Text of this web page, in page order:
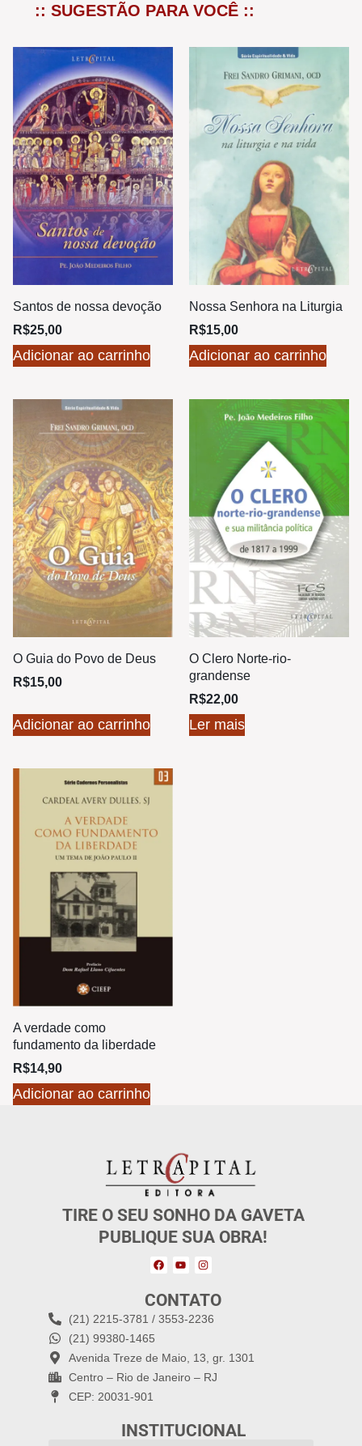
:: SUGESTÃO PARA VOCÊ ::
Santos de nossa devoção
R$25,00
Adicionar ao carrinho
Nossa Senhora na Liturgia
R$15,00
Adicionar ao carrinho
O Guia do Povo de Deus
R$15,00
Adicionar ao carrinho
O Clero Norte-rio-
grandense
R$22,00
Ler mais
A verdade como
fundamento da liberdade
R$14,90
Adicionar ao carrinho
TIRE O SEU SONHO DA GAVETA
PUBLIQUE SUA OBRA!
CONTATO
(21) 2215-3781 / 3553-2236
(21) 99380-1465
Avenida Treze de Maio, 13, gr. 1301
Centro – Rio de Janeiro – RJ
CEP: 20031-901
INSTITUCIONAL